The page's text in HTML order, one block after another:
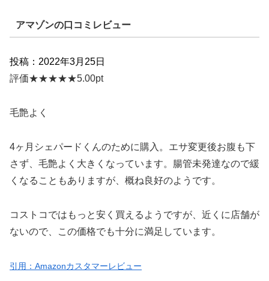
アマゾンの口コミレビュー
投稿：2022年3月25日
評価★★★★★5.00pt
毛艶よく
4ヶ月シェパードくんのために購入。エサ変更後お腹も下
さず、毛艶よく大きくなっています。腸管未発達なので緩
くなることもありますが、概ね良好のようです。
コストコではもっと安く買えるようですが、近くに店舗が
ないので、この価格でも十分に満足しています。
引用：Amazonカスタマーレビュー